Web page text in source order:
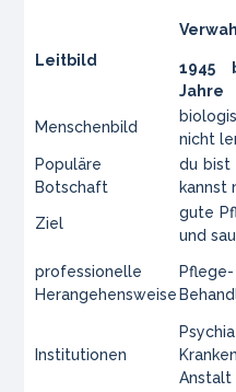
Leitbild
1945
Jahre
Menschenbild
nicht
Populäre
Botschaft
du bist
kannst
Ziel
gute
und
professionelle
Herangehensweise
Institutionen
Anstalt